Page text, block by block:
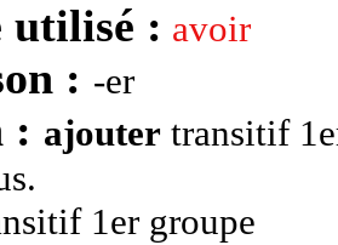
: avoir
: -er
: ajouter transitif
1er groupe